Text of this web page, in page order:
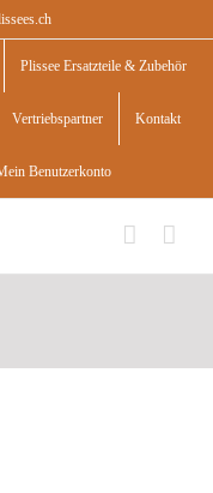
Plissee Ersatzteile & Zubehör
Vertriebspartner Kontakt
Benutzerkonto